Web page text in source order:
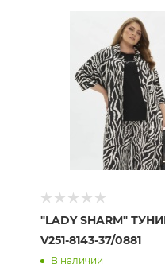
"LADY SHARM"
V251-8143-37/0881
В наличии